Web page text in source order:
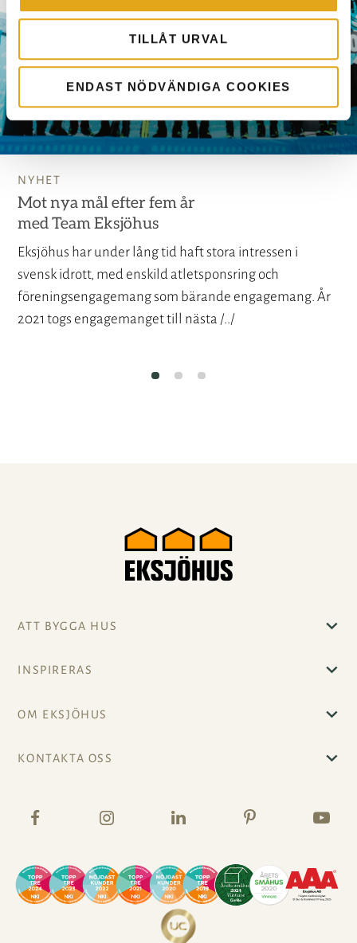
TILLÅT URVAL
ENDAST NÖDVÄNDIGA COOKIES
NYHET
Mot nya mål efter fem år
med Team Eksjöhus
Eksjöhus har under lång tid haft stora intressen i
svensk idrott, med enskild atletsponsring och
föreningsengagemang som bärande engagemang. År
2021 togs engagemanget till nästa /../
ATT BYGGA HUS
INSPIRERAS
OM EKSJÖHUS
KONTAKTA OSS